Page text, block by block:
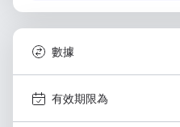
數據
有效期限為